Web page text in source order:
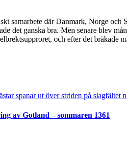
samarbete där Danmark, Norge och
det ganska bra. Men senare blev
och efter det bråkade
av Gotland – sommaren 1361